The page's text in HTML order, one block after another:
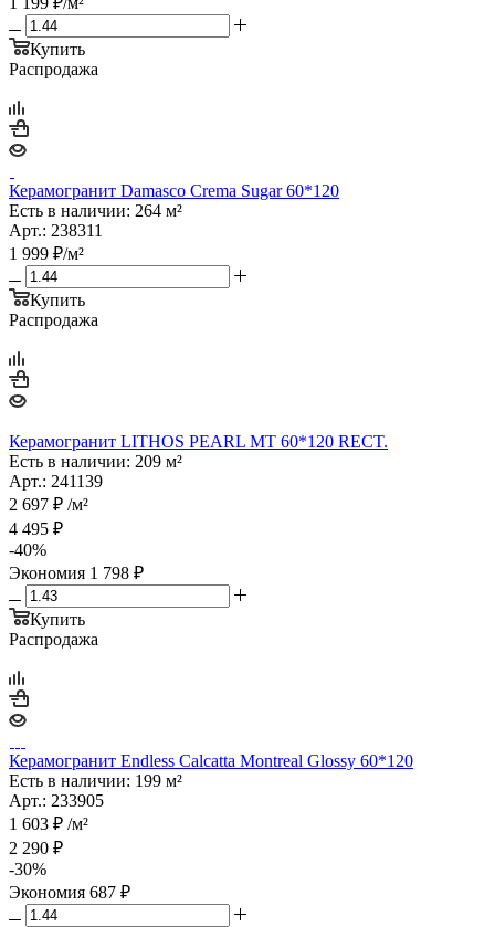
Купить
Распродажа
Керамогранит Damasco Crema Sugar 60*120
Есть в наличии: 264 м²
Арт.: 238311
1 999 ₽/м²
Купить
Распродажа
Керамогранит LITHOS PEARL MT 60*120 RECT.
Есть в наличии: 209 м²
Арт.: 241139
2 697 ₽ /м²
4 495 ₽
-40%
Экономия 1 798 ₽
Купить
Распродажа
Керамогранит Endless Calcatta Montreal Glossy 60*120
Есть в наличии: 199 м²
Арт.: 233905
1 603 ₽ /м²
2 290 ₽
-30%
Экономия 687 ₽